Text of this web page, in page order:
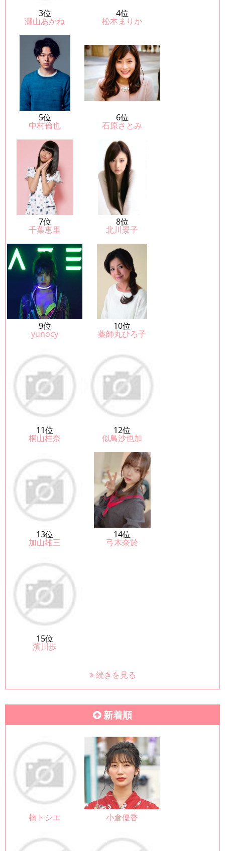
3位
瀧山あかね
4位
松本まりか
5位
中村倫也
6位
石原さとみ
7位
千葉恵里
8位
北川景子
9位
yunocy
10位
薬師丸ひろ子
11位
桐山桂奈
12位
似鳥沙也加
13位
加山雄三
14位
弓木奈於
15位
濱川歩
続きを見る
新着順
楠トシエ 小倉優香